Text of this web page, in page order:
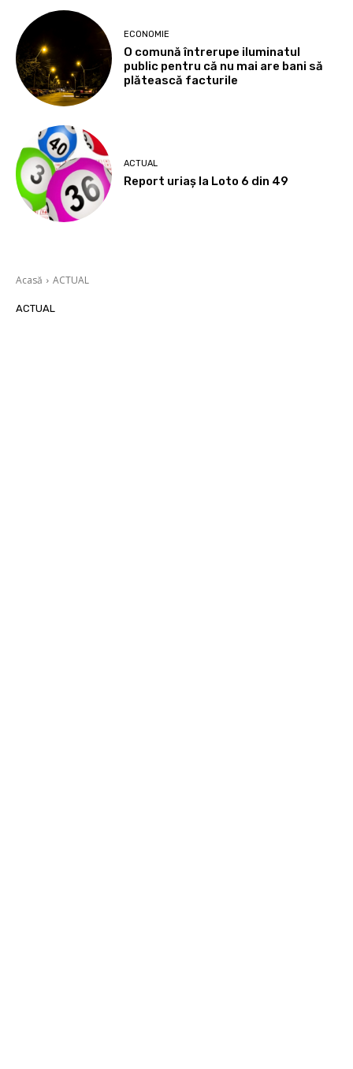
ECONOMIE
O comună întrerupe iluminatul
public pentru că nu mai are bani să
plătească facturile
ACTUAL
Report uriaș la Loto 6 din 49